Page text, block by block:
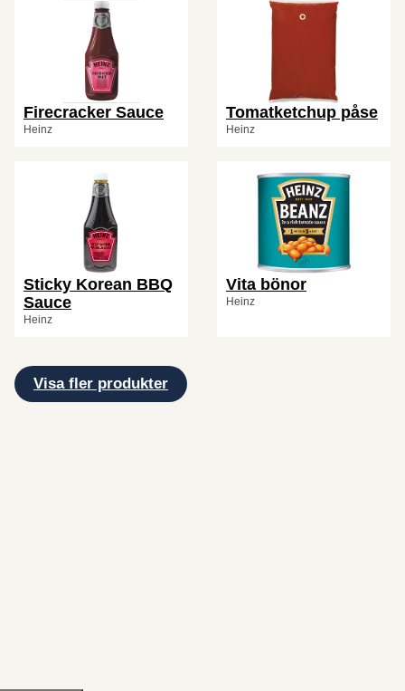
Firecracker Sauce
Heinz
Tomatketchup påse
Heinz
Sticky Korean BBQ
Sauce
Heinz
Vita bönor
Heinz
Visa fler produkter